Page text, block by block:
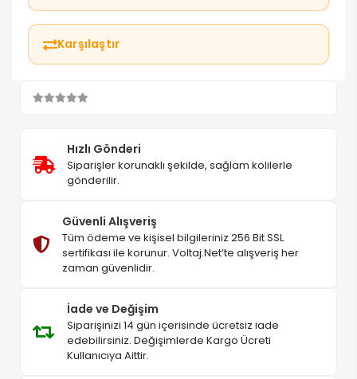
Karşılaştır
Hızlı Gönderi
Siparişler korunaklı şekilde, sağlam kolilerle
gönderilir.
Güvenli Alışveriş
Tüm ödeme ve kişisel bilgileriniz 256 Bit SSL
sertifikası ile korunur. Voltaj.Net’te alışveriş her
zaman güvenlidir.
İade ve Değişim
Siparişinizi 14 gün içerisinde ücretsiz iade
edebilirsiniz. Değişimlerde Kargo Ücreti
Kullanıcıya Aittir.